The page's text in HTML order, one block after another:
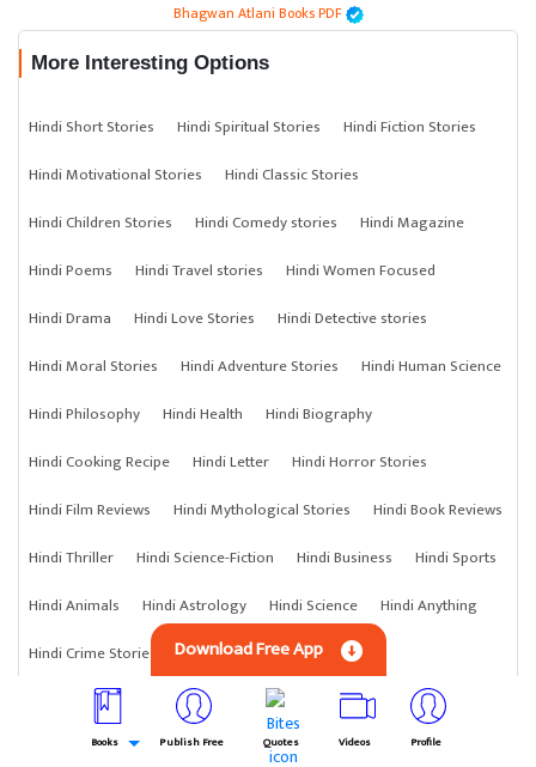
Bhagwan Atlani Books PDF
More Interesting Options
Hindi Short Stories Hindi Spiritual Stories
Hindi Fiction Stories
Hindi Motivational Stories
Hindi Classic Stories
Hindi Children Stories
Hindi Comedy stories
Hindi Magazine
Hindi Poems
Hindi Travel stories
Hindi Women Focused
Hindi Drama
Hindi Love Stories
Hindi Detective stories
Hindi Moral Stories
Hindi Adventure Stories
Hindi Human Science
Hindi Philosophy
Hindi Health
Hindi Biography
Hindi Cooking Recipe
Hindi Letter
Hindi Horror Stories
Hindi Film Reviews
Hindi Mythological Stories
Hindi Book Reviews
Hindi Thriller
Hindi Science-Fiction Hindi Business
Hindi Sports
Hindi Animals
Hindi Astrology Hindi Science
Hindi Anything
Hindi Crime Stories
Download Free App
Books Publish Free Quotes Videos Profile